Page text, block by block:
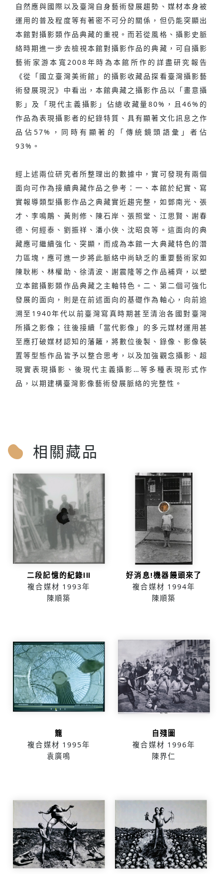
自然應與國際以及臺灣自身藝術發展趨勢、媒材本身被
運用的普及程度等有著密不可分的關係，但仍能突顯出
本館對攝影類作品典藏的重視。而若從風格、攝影史脈
絡時期進一步去檢視本館對攝影作品的典藏，可自攝影
藝術家游本寬2008年時為本館所作的詳盡研究報告
《從「國立臺灣美術館」的攝影收藏品探看臺灣攝影藝
術發展現況》中看出，本館典藏之攝影作品以「畫意攝
影」及「現代主義攝影」佔總收藏量80%，且46%的
作品為表現攝影者的紀錄特質、具有顯著文化訊息之作
品佔57%，同時有顯著的「傳統鏡頭語彙」者佔
93%。
經上述兩位研究者所整理出的數據中，實可發現有兩個
面向可作為接續典藏作品之參考：一、本館於紀實、寫
實報導類型攝影作品之典藏實近趨完整，如鄧南光、張
才、李鳴鵰、黃則修、陳石岸、張照堂、江思賢、謝春
德、何經泰、劉振祥、潘小俠、沈昭良等。這面向的典
藏應可繼續強化、突顯，而成為本館一大典藏特色的潛
力區塊，應可進一步將此脈絡中尚缺乏的重要藝術家如
陳耿彬、林權助、徐清波、謝震隆等之作品補齊，以塑
立本館攝影類作品典藏之主軸特色。二、第二個可強化
發展的面向，則是在前述面向的基礎作為軸心，向前追
溯至1940年代以前臺灣寫真時期甚至清治各國對臺灣
所攝之影像；往後接續「當代影像」的多元媒材運用甚
至應打破媒材認知的藩籬，將數位後製、錄像、影像裝
置等型態作品皆予以整合思考，以及加強觀念攝影、超
現實表現攝影、後現代主義攝影…等多種表現形式作
品，以期建構臺灣影像藝術發展脈絡的完整性。
相關藏品
二段記憶的紀錄ⅠⅡ
複合媒材 1993年
陳順築
好消息!機器饅頭來了
複合媒材 1994年
陳順築
籠
複合媒材 1995年
袁廣鳴
自殘圖
複合媒材 1996年
陳界仁